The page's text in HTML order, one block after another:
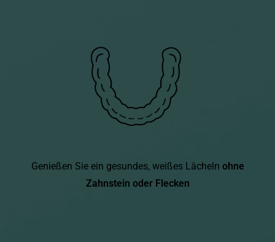
Genießen Sie ein gesundes, weißes Lächeln ohne
Zahnstein ​​oder Flecken